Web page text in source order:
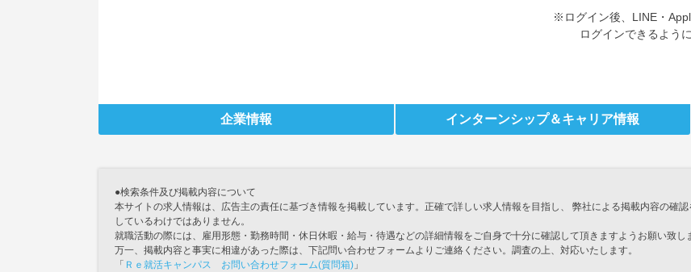
※ログイン後、LINE・
ログインできるよう
企業情報 インターンシップ＆キャリア情報
●検索条件及び掲載内容について
本サイトの求人情報は、広告主の責任に基づき情報を掲載しています。正確で詳しい求人情報を目指し、 弊社による掲載内容の確
しているわけではありません。
就職活動の際には、雇用形態・勤務時間・休日休暇・給与・待遇などの詳細情報をご自身で十分に確認して頂きますようお願い致し
万一、掲載内容と事実に相違があった際は、下記問い合わせフォームよりご連絡ください。調査の上、対応いたします。
「 Ｒｅ就活キャンパス お問い合わせフォーム(質問箱) 」